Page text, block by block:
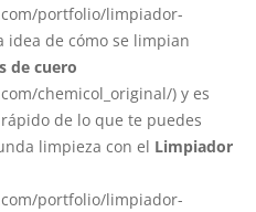
portfolio/limpiador-
idea de cómo se limpian
de cuero
chemicol_original/) y es
de lo que te puedes
limpieza con el Limpiador
portfolio/limpiador-